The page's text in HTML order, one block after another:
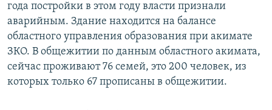
года постройки в этом году власти признали
аварийным. Здание находится на балансе
областного управления образования при акимате
ЗКО. В общежитии по данным областного акимата,
сейчас проживают 76 семей, это 200 человек, из
которых только 67 прописаны в общежитии.